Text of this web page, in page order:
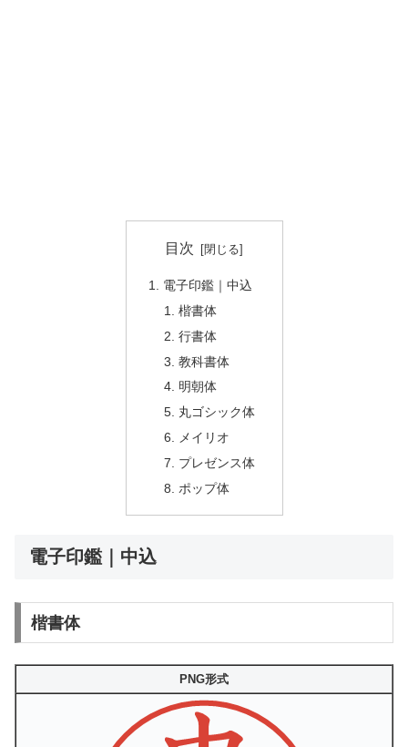
目次
電子印鑑｜中込
楷書体
行書体
教科書体
明朝体
丸ゴシック体
メイリオ
プレゼンス体
ポップ体
電子印鑑｜中込
楷書体
PNG形式